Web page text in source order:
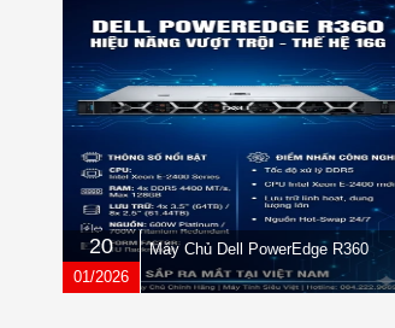
20
01/2026
Máy Chủ Dell PowerEdge R360